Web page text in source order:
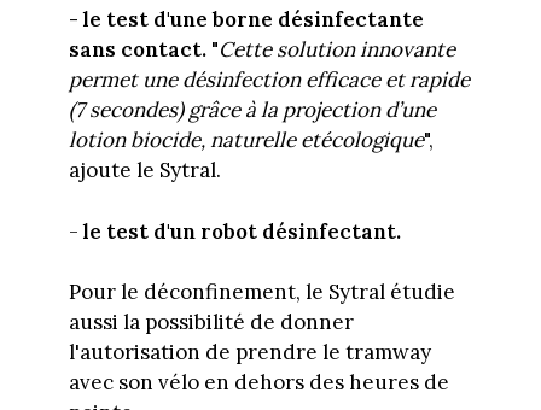
- le test d'une borne désinfectante
sans contact."Cette solution innovante
permet une désinfection efficace et rapide
(7 secondes) grâce à la projection d’une
lotion biocide, naturelle etécologique",
ajoute le Sytral.
-le test d'un robot désinfectant.
Pour le déconfinement, le Sytral étudie
aussi la possibilité de donner
l'autorisation de prendre le tramway
avec son vélo en dehors des heures de